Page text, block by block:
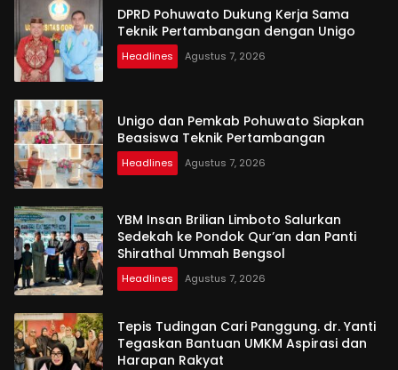
DPRD Pohuwato Dukung Kerja Sama
Teknik Pertambangan dengan Unigo
Headlines Agustus 7, 2026
Unigo dan Pemkab Pohuwato Siapkan
Beasiswa Teknik Pertambangan
Headlines Agustus 7, 2026
YBM Insan Brilian Limboto Salurkan
Sedekah ke Pondok Qur’an dan Panti
Shirathal Ummah Bengsol
Headlines Agustus 7, 2026
Tepis Tudingan Cari Panggung. dr. Yanti
Tegaskan Bantuan UMKM Aspirasi dan
Harapan Rakyat